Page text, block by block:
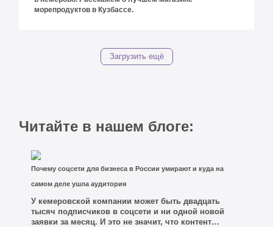
морепродуктов в Кузбассе.
Загрузить ещё
Читайте в нашем блоге:
Почему соцсети для бизнеса в России умирают и куда на
самом деле ушла аудитория
У кемеровской компании может быть двадцать
тысяч подписчиков в соцсети и ни одной новой
заявки за месяц. И это не значит, что контент